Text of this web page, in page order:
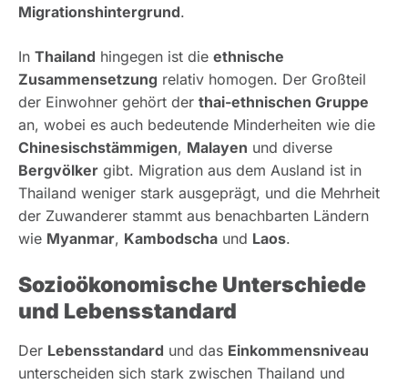
Migrationshintergrund.
In Thailand hingegen ist die ethnische
Zusammensetzung relativ homogen. Der Großteil
der Einwohner gehört der thai-ethnischen Gruppe
an, wobei es auch bedeutende Minderheiten wie die
Chinesischstämmigen, Malayen und diverse
Bergvölker gibt. Migration aus dem Ausland ist in
Thailand weniger stark ausgeprägt, und die Mehrheit
der Zuwanderer stammt aus benachbarten Ländern
wie Myanmar, Kambodscha und Laos.
Sozioökonomische Unterschiede
und Lebensstandard
Der Lebensstandard und das Einkommensniveau
unterscheiden sich stark zwischen Thailand und